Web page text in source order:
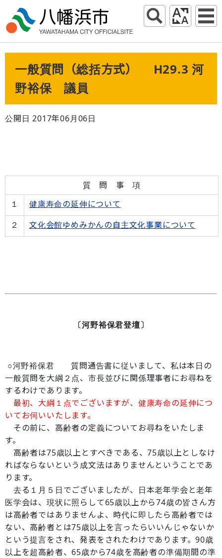
一般質問（総括方式） H29.3 河
野裕保 議員
公開日 2017年06月06日
質 問 事 項
１
健康寿命の延伸について
２
文化会館ゆめみかんの自主文化事業について
〔河野裕保君登壇〕
○河野裕保君 質問通告書に従いまして、私は本日の
一般質問を大綱２点、市長並びに関係理事者にお尋ねを
するわけであります。
最初、大綱１点でございますが、健康寿命の延伸につ
いてお伺いいたします。
その前に、高齢者の定義についてお尋ねをいたしま
す。
高齢者は75歳以上とすべきである、75歳以上としなけ
ればならないという成文法はありませんということであ
ります。
去る１月５日でございましたが、日本老年学会と老年
医学会は、現状に照らして65歳以上から74歳の皆さん方
は高齢者ではありませんよ、時代に即したら高齢者では
ない、高齢者とは75歳以上を言ったらいいんじゃないか
という提言をされ、発表をされたわけであります。90歳
以上を超高齢者、65歳から74歳を高齢者の準備期間の準